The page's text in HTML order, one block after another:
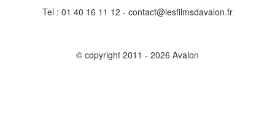
Tel : 01 40 16 11 12 - contact@lesfilmsdavalon.fr
© copyright 2011 - 2026 Avalon